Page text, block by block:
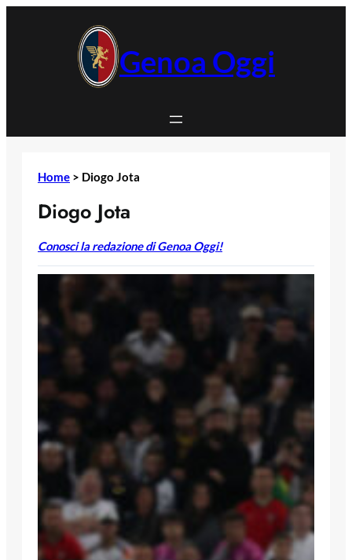
Genoa Oggi
Home > Diogo Jota
Diogo Jota
Conosci la redazione di Genoa Oggi!